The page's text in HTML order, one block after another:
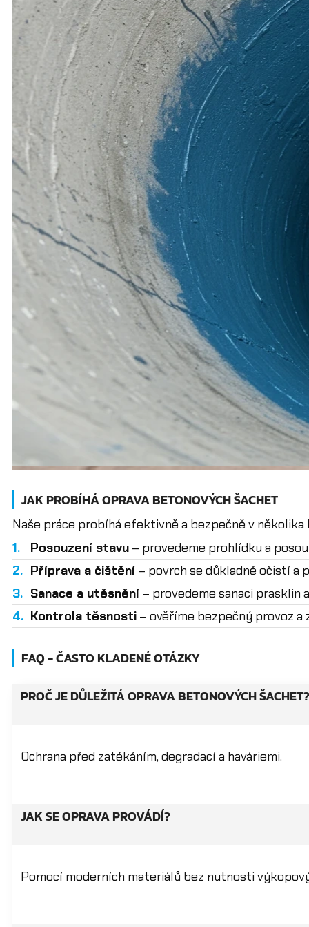
JAK PROBÍHÁ OPRAVA BETONOVÝCH ŠACHET
Naše práce probíhá efektivně a bezpečně v několika
1.
Posouzení stavu – provedeme prohlídku a
2. Příprava a čištění – povrch se důkladně očistí a
3. Sanace a utěsnění – provedeme sanaci prasklin
4. Kontrola těsnosti – ověříme bezpečný provoz
FAQ - ČASTO KLADENÉ OTÁZKY
PROČ JE DŮLEŽITÁ OPRAVA BETONOVÝCH ŠACHET?
Ochrana před zatékáním, degradací a haváriemi.
JAK SE OPRAVA PROVÁDÍ?
Pomocí moderních materiálů bez nutnosti